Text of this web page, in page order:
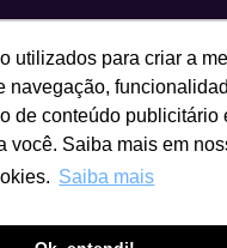
utilizados para criar a
navegação,
de conteúdo publicitário
você. Saiba mais em
Saiba mais
DE